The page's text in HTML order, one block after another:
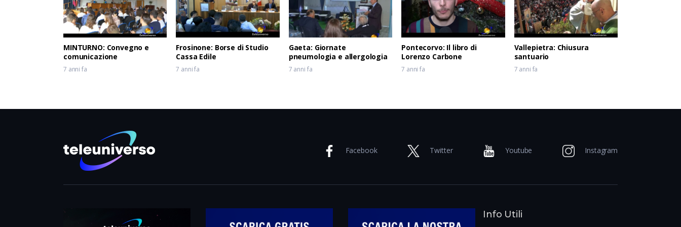
MINTURNO: Convegno e
comunicazione
7 anni fa
Frosinone: Borse di Studio
Cassa Edile
7 anni fa
Gaeta: Giornate
pneumologia e allergologia
7 anni fa
Pontecorvo: Il libro di
Lorenzo Carbone
7 anni fa
Vallepietra: Chiusura
santuario
7 anni fa
Facebook Twitter Youtube Instagram
Info Utili